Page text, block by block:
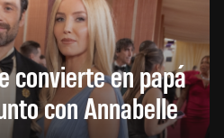
convierte en papá
con Annabelle